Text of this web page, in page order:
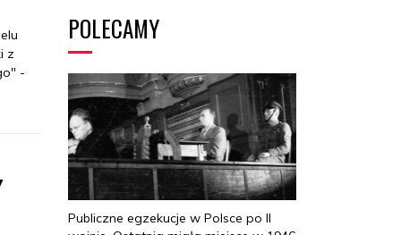
z
-
POLECAMY
Publiczne egzekucje w Polsce po II